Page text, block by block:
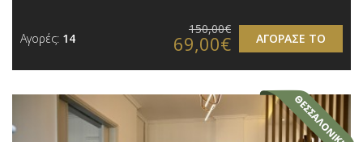
Αγορές: 14 ΑΓΟΡΑΣΕ ΤΟ
150,00€
69,00€